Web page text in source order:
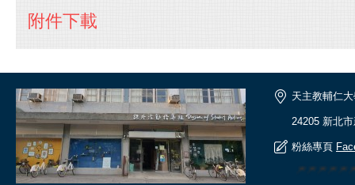
附件下載
天主教輔仁
24205 新北
粉絲專頁